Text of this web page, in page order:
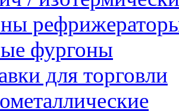
фургоны
для торговли